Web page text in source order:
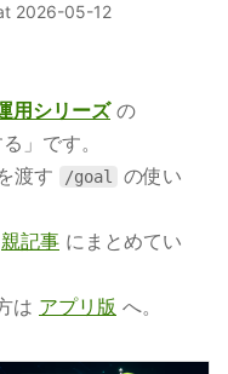
2026-05-12
用シリーズの
」です。
渡す
/goal
の使い
親記事 にまとめてい
は アプリ版 へ。